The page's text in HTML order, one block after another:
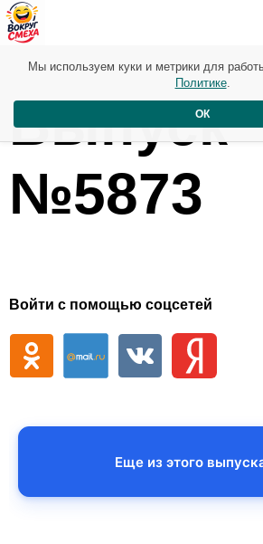
Выпуск
№5873
Войти с помощью соцсетей
Еще из этого
Мы используем куки и метрики для
Политике.
ОК